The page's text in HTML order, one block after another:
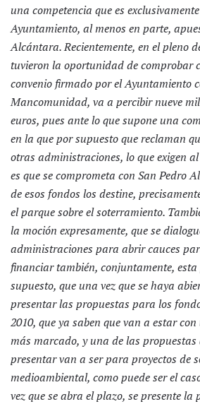
una competencia que es
Ayuntamiento, al menos en parte,
Alcántara. Recientemente, en el pleno
tuvieron la oportunidad de comprobar
convenio firmado por el Ayuntamiento
Mancomunidad, va a percibir nueve
euros, pues ante lo que supone una
en la que por supuesto que reclaman
otras administraciones, lo que exigen
es que se comprometa con San Pedro
de esos fondos los destine,
el parque sobre el soterramiento.
la moción expresamente, que se
administraciones para abrir cauces
financiar también, conjuntamente,
supuesto, que una vez que se haya
presentar las propuestas para los
2010, que ya saben que van a estar
más marcado, y una de las propuestas
presentar van a ser para proyectos de
medioambiental, como puede ser el
vez que se abra el plazo, se presente